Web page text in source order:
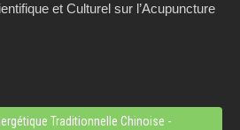
et Culturel sur l’Acupuncture
Traditionnelle Chinoise -